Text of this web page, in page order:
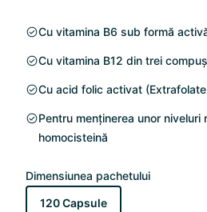
Cu vitamina B6 sub formă
Cu vitamina B12 din trei
Cu acid folic activat
Pentru menținerea unor niveluri
homocisteină
Dimensiunea pachetului
120 Capsule